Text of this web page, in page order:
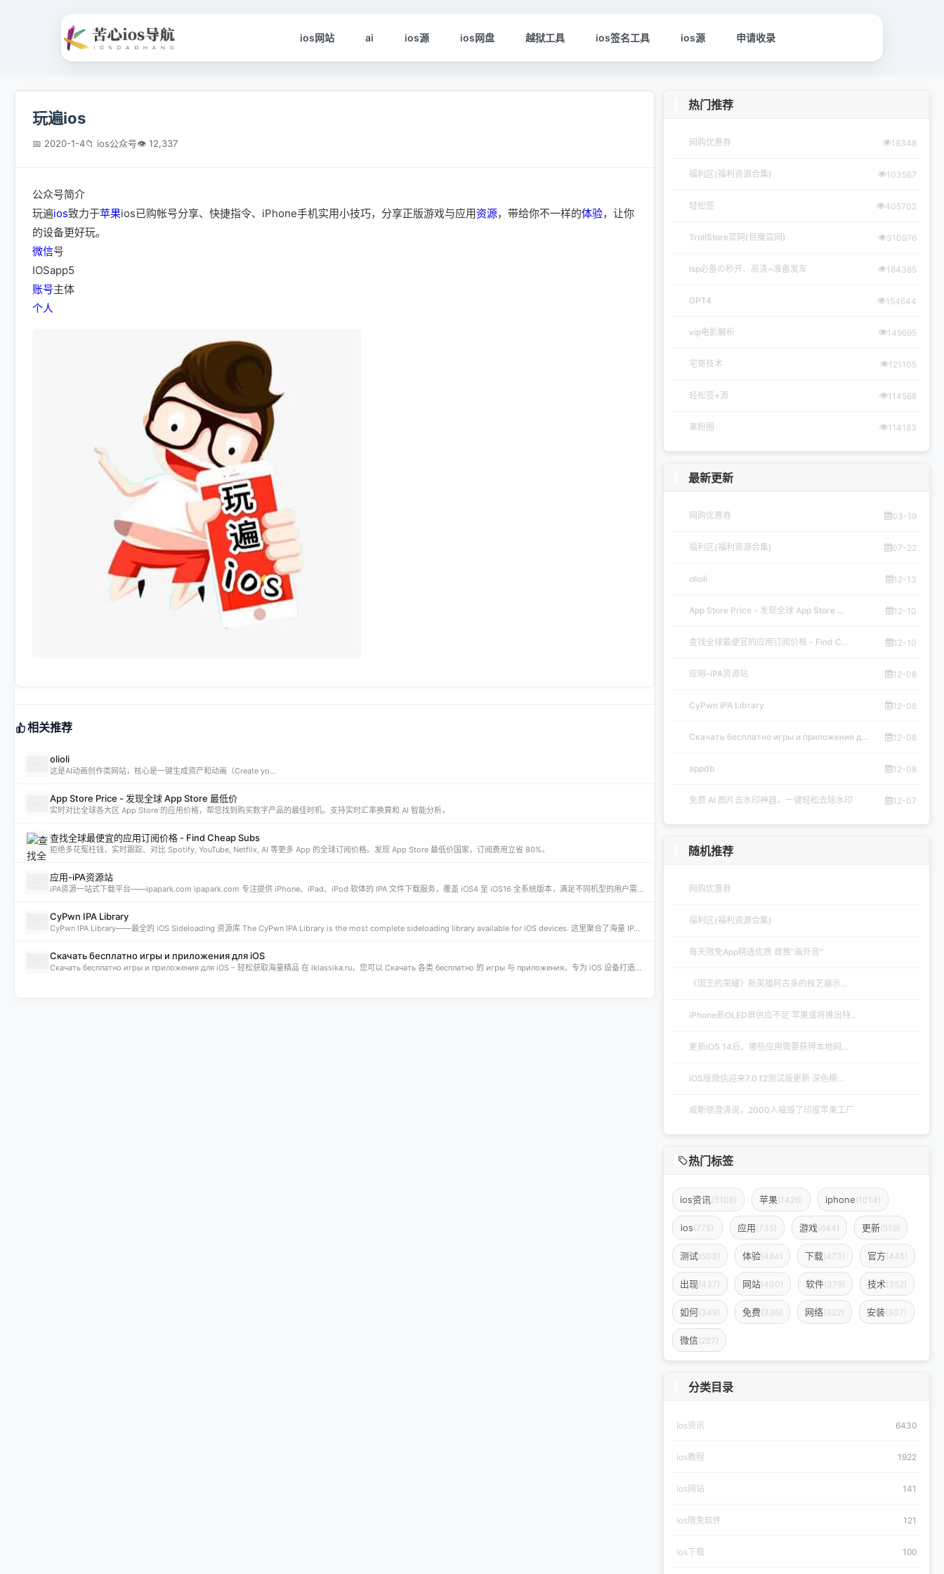
ios网站 ai ios源 ios网盘 越狱工具 ios签名工具 ios源 申请收录
玩遍ios
📅 2020-1-4📁 ios公众号👁 12,337
公众号简介
玩遍ios致力于苹果ios已购帐号分享、快捷指令、iPhone手机实用小技巧，分享正版游戏与应用资源，带给你不一样的体验，让你
的设备更好玩。
微信号
IOSapp5
账号主体
个人
相关推荐
olioli
这是AI动画创作类网站，核心是一键生成资产和动画（Create yo...
App Store Price - 发现全球 App Store 最低价
实时对比全球各大区 App Store 的应用价格，帮您找到购买数字产品的最佳时机。支持实时汇率换算和 AI 智能分析。
查找全球最便宜的应用订阅价格 - Find Cheap Subs
拒绝多花冤枉钱，实时跟踪、对比 Spotify, YouTube, Netflix, AI 等更多 App 的全球订阅价格。发现 App Store 最低价国家，订阅费用立省 80%。
应用-iPA资源站
iPA资源一站式下载平台——ipapark.com ipapark.com 专注提供 iPhone、iPad、iPod 软体的 IPA 文件下载服务，覆盖 iOS4 至 iOS16 全系统版本，满足不同机型的用户需求。无论是正版砸壳、开心版软件，还是越狱插件、免费证书，都可在本站快速获取。 核心优势 **全网最全 ip
CyPwn IPA Library
CyPwn IPA Library——最全的 iOS Sideloading 资源库 The CyPwn IPA Library is the most complete sideloading library available for iOS devices. 这里聚合了海量 IPA 包，覆盖 Jailbreak
Скачать бесплатно игры и приложения для iOS
Скачать бесплатно игры и приложения для iOS – 轻松获取海量精品 在 iklassika.ru，您可以 Скачать 各类 бесплатно 的 игры 与 приложения，专为 iOS 设备打造。平台汇聚最新、最热的移动资源，让用户无需繁琐搜索，一键下载，畅享无
热门推荐
网购优惠券 18348
福利区(福利资源合集) 103567
轻松签 405702
TrollStore官网(巨魔官网) 310976
lsp必备の秒开、高清~准备发车 184385
GPT4 154644
vip电影解析 149695
宅哥技术 121105
轻松签+源 114568
果粉圈 114183
最新更新
网购优惠券 03-19
福利区(福利资源合集) 07-22
olioli 12-13
App Store Price - 发现全球 App Store ... 12-10
查找全球最便宜的应用订阅价格 - Find C... 12-10
应用-iPA资源站 12-08
CyPwn IPA Library 12-08
Скачать бесплатно игры и приложения д... 12-08
appdb 12-08
免费 AI 图片去水印神器，一键轻松去除水印 12-07
随机推荐
网购优惠券
福利区(福利资源合集)
每天限免App精选优质 首推“画外音”
《国王的荣耀》新英雄阿古多的技艺展示...
iPhone新OLED屏供应不足 苹果或将推出特...
更新iOS 14后，哪些应用需要获得本地网...
iOS版微信迎来7.0.12测试版更新 深色模...
威斯顿澄清说，2000人摧毁了印度苹果工厂
热门标签
ios资讯 (3108) 苹果(1426) iphone(1014)
ios(775) 应用(735) 游戏(644) 更新(519)
测试(503) 体验(484) 下载(473) 官方(445)
出现(437) 网站(400) 软件(379) 技术(352)
如何(349) 免费(336) 网络(322) 安装(307)
微信(287)
分类目录
Ios资讯 6430
ios教程 1922
ios网站 141
ios限免软件 121
ios下载 100